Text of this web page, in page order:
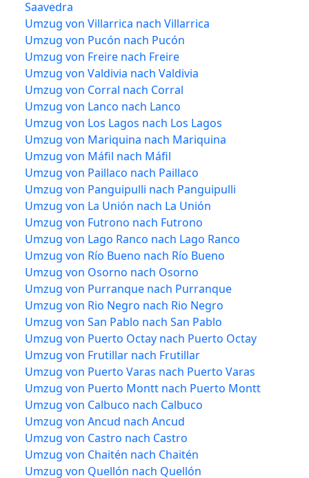
Saavedra
Umzug von Villarrica nach Villarrica
Umzug von Pucón nach Pucón
Umzug von Freire nach Freire
Umzug von Valdivia nach Valdivia
Umzug von Corral nach Corral
Umzug von Lanco nach Lanco
Umzug von Los Lagos nach Los Lagos
Umzug von Mariquina nach Mariquina
Umzug von Máfil nach Máfil
Umzug von Paillaco nach Paillaco
Umzug von Panguipulli nach Panguipulli
Umzug von La Unión nach La Unión
Umzug von Futrono nach Futrono
Umzug von Lago Ranco nach Lago Ranco
Umzug von Río Bueno nach Río Bueno
Umzug von Osorno nach Osorno
Umzug von Purranque nach Purranque
Umzug von Rio Negro nach Rio Negro
Umzug von San Pablo nach San Pablo
Umzug von Puerto Octay nach Puerto Octay
Umzug von Frutillar nach Frutillar
Umzug von Puerto Varas nach Puerto Varas
Umzug von Puerto Montt nach Puerto Montt
Umzug von Calbuco nach Calbuco
Umzug von Ancud nach Ancud
Umzug von Castro nach Castro
Umzug von Chaitén nach Chaitén
Umzug von Quellón nach Quellón